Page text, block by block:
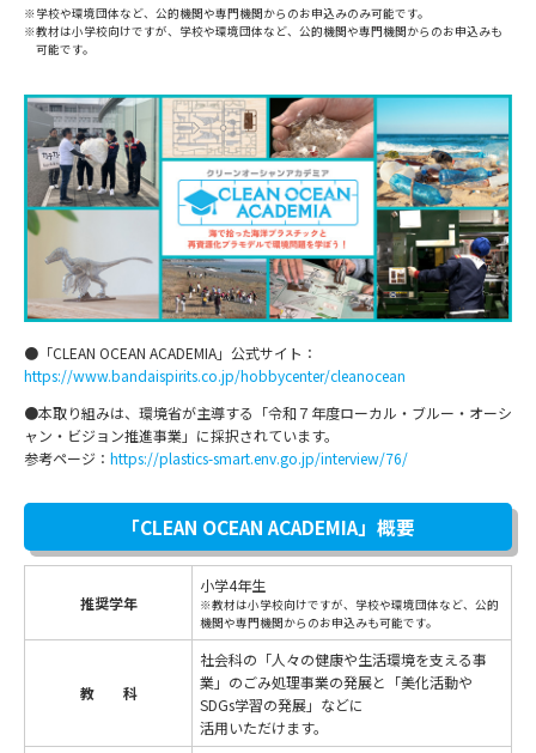
※学校や環境団体など、公的機関や専門機関からのお申込みのみ可能です。
※教材は小学校向けですが、学校や環境団体など、公的機関や専門機関からのお申込みも
可能です。
●「CLEAN OCEAN ACADEMIA」公式サイト：
https://www.bandaispirits.co.jp/hobbycenter/cleanocean
●本取り組みは、環境省が主導する「令和７年度ローカル・ブルー・オーシ
ャン・ビジョン推進事業」に採択されています。
参考ページ： https://plastics-smart.env.go.jp/interview/76/
「CLEAN OCEAN ACADEMIA」概要
推奨学年
小学4年生
※教材は小学校向けですが、学校や環境団体など、公的
機関や専門機関からのお申込みも可能です。
教 科
社会科の「人々の健康や生活環境を支える事
業」のごみ処理事業の発展と「美化活動や
SDGs学習の発展」などに
活用いただけます。